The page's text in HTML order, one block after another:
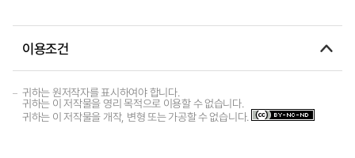
이용조건
귀하는 원저작자를 표시하여야 합니다.
귀하는 이 저작물을 영리 목적으로 이용할 수 없습니다.
귀하는 이 저작물을 개작, 변형 또는 가공할 수 없습니다.